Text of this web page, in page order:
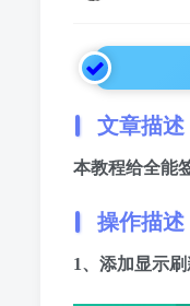
文章描述
本教程给全能
操作描述
1、添加显示